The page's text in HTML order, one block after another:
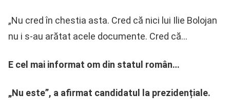
„Nu cred în chestia asta. Cred că nici lui Ilie Bolojan
nu i s-au arătat acele documente. Cred că…
E cel mai informat om din statul român…
„Nu este”, a afirmat candidatul la prezidențiale.